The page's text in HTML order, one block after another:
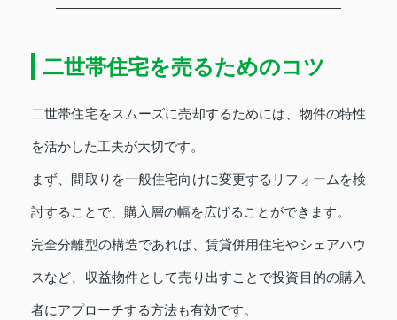
二世帯住宅を売るためのコツ
二世帯住宅をスムーズに売却するためには、物件の特性
を活かした工夫が大切です。
まず、間取りを一般住宅向けに変更するリフォームを検
討することで、購入層の幅を広げることができます。
完全分離型の構造であれば、賃貸併用住宅やシェアハウ
スなど、収益物件として売り出すことで投資目的の購入
者にアプローチする方法も有効です。